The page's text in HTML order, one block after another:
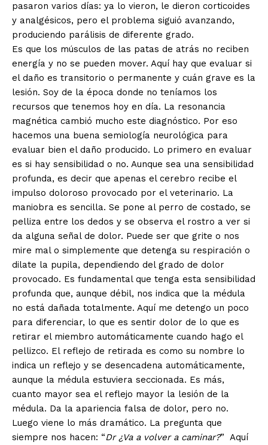
pasaron varios días: ya lo vieron, le dieron corticoides
y analgésicos, pero el problema siguió avanzando,
produciendo parálisis de diferente grado.
Es que los músculos de las patas de atrás no reciben
energía y no se pueden mover. Aquí hay que evaluar si
el daño es transitorio o permanente y cuán grave es la
lesión. Soy de la época donde no teníamos los
recursos que tenemos hoy en día. La resonancia
magnética cambió mucho este diagnóstico. Por eso
hacemos una buena semiología neurológica para
evaluar bien el daño producido. Lo primero en evaluar
es si hay sensibilidad o no. Aunque sea una sensibilidad
profunda, es decir que apenas el cerebro recibe el
impulso doloroso provocado por el veterinario. La
maniobra es sencilla. Se pone al perro de costado, se
pelliza entre los dedos y se observa el rostro a ver si
da alguna señal de dolor. Puede ser que grite o nos
mire mal o simplemente que detenga su respiración o
dilate la pupila, dependiendo del grado de dolor
provocado. Es fundamental que tenga esta sensibilidad
profunda que, aunque débil, nos indica que la médula
no está dañada totalmente. Aquí me detengo un poco
para diferenciar, lo que es sentir dolor de lo que es
retirar el miembro automáticamente cuando hago el
pellizco. El reflejo de retirada es como su nombre lo
indica un reflejo y se desencadena automáticamente,
aunque la médula estuviera seccionada. Es más,
cuanto mayor sea el reflejo mayor la lesión de la
médula. Da la apariencia falsa de dolor, pero no.
Luego viene lo más dramático. La pregunta que
siempre nos hacen: “Dr ¿Va a volver a caminar?” Aquí